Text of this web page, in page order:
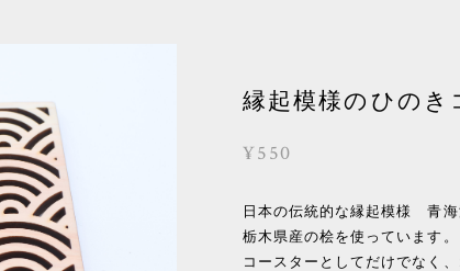
縁起模様のひのき
¥550
日本の伝統的な縁起模様 青海
栃木県産の桧を使っています。
コースターとしてだけでなく